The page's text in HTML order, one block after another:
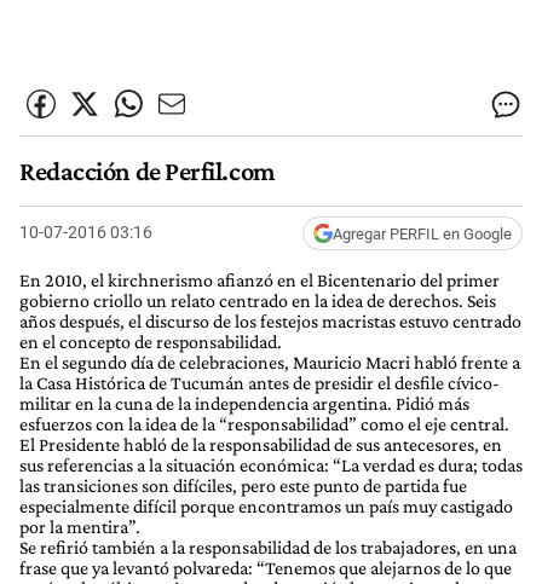
Redacción de Perfil.com
10-07-2016 03:16 Agregar PERFIL en Google
En 2010, el kirchnerismo afianzó en el Bicentenario del primer
gobierno criollo un relato centrado en la idea de derechos. Seis
años después, el discurso de los festejos macristas estuvo centrado
en el concepto de responsabilidad.
En el segundo día de celebraciones, Mauricio Macri habló frente a
la Casa Histórica de Tucumán antes de presidir el desfile cívico-
militar en la cuna de la independencia argentina. Pidió más
esfuerzos con la idea de la “responsabilidad” como el eje central.
El Presidente habló de la responsabilidad de sus antecesores, en
sus referencias a la situación económica: “La verdad es dura; todas
las transiciones son difíciles, pero este punto de partida fue
especialmente difícil porque encontramos un país muy castigado
por la mentira”.
Se refirió también a la responsabilidad de los trabajadores, en una
frase que ya levantó polvareda: “Tenemos que alejarnos de lo que